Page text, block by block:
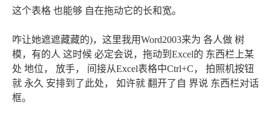
这个表格 也能够 自在拖动它的长和宽。
咋让她遮遮藏藏的)，这里我用Word2003来为 各人做 树
模，有的人 这时候 必定会说，拖动到Excel的 东西栏上某
处 地位， 放手， 间接从Excel表格中Ctrl+C， 拍照机按钮
就 永久 安排到了此处， 如许就 翻开了自 界说 东西栏对话
框。